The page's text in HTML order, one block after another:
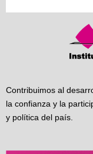
Contribuimos al
la confianza y la
y política del país.